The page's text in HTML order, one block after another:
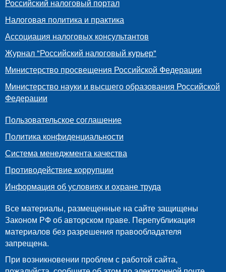
Российский налоговый портал
Налоговая политика и практика
Ассоциация налоговых консультантов
Журнал "Российский налоговый курьер"
Министерство просвещения Российской Федерации
Министерство науки и высшего образования Российской
Федерации
Пользовательское соглашение
Политика конфиденциальности
Система менеджмента качества
Противодействие коррупции
Информация об условиях и охране труда
Все материалы, размещенные на сайте защищены
Законом РФ об авторском праве. Перепубликация
материалов без разрешения правообладателя
запрещена.
При возникновении проблем с работой сайта,